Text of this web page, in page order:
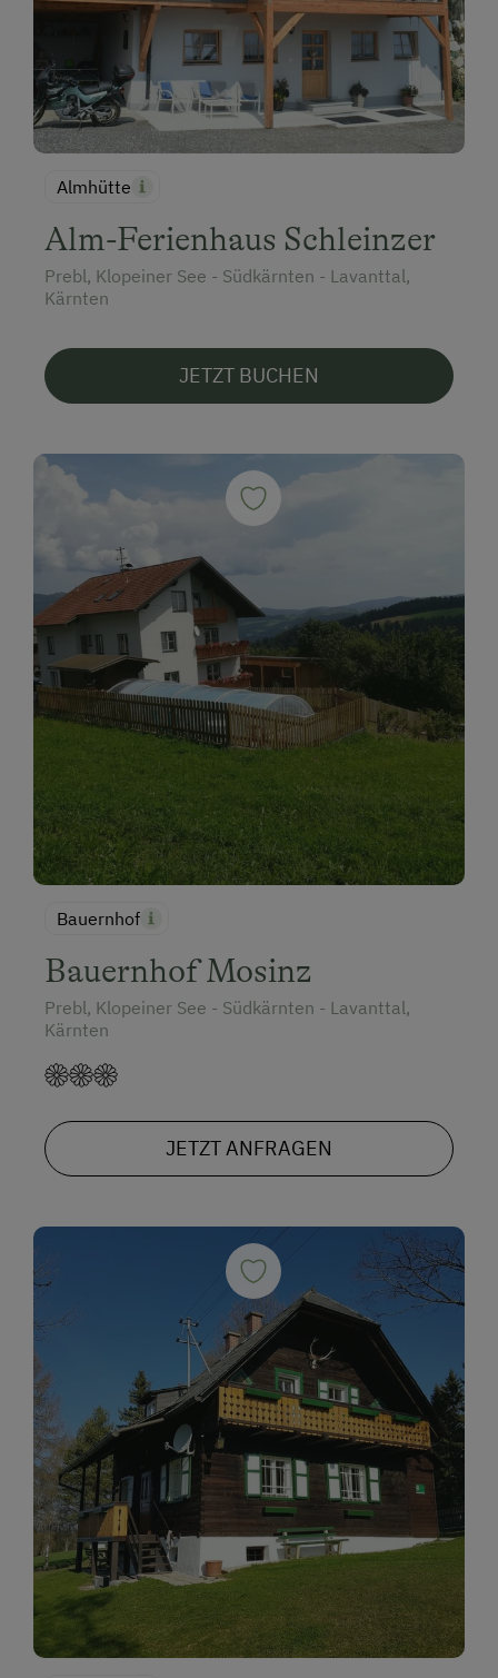
Almhütte
Alm-Ferienhaus Schleinzer
Prebl, Klopeiner See - Südkärnten - Lavanttal,
Kärnten
JETZT BUCHEN
Bauernhof
Bauernhof Mosinz
Prebl, Klopeiner See - Südkärnten - Lavanttal,
Kärnten
JETZT ANFRAGEN